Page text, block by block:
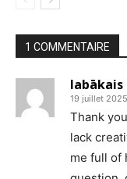
1 COMMENTAIRE
labākais
19 juillet
Thank
lack
me full of